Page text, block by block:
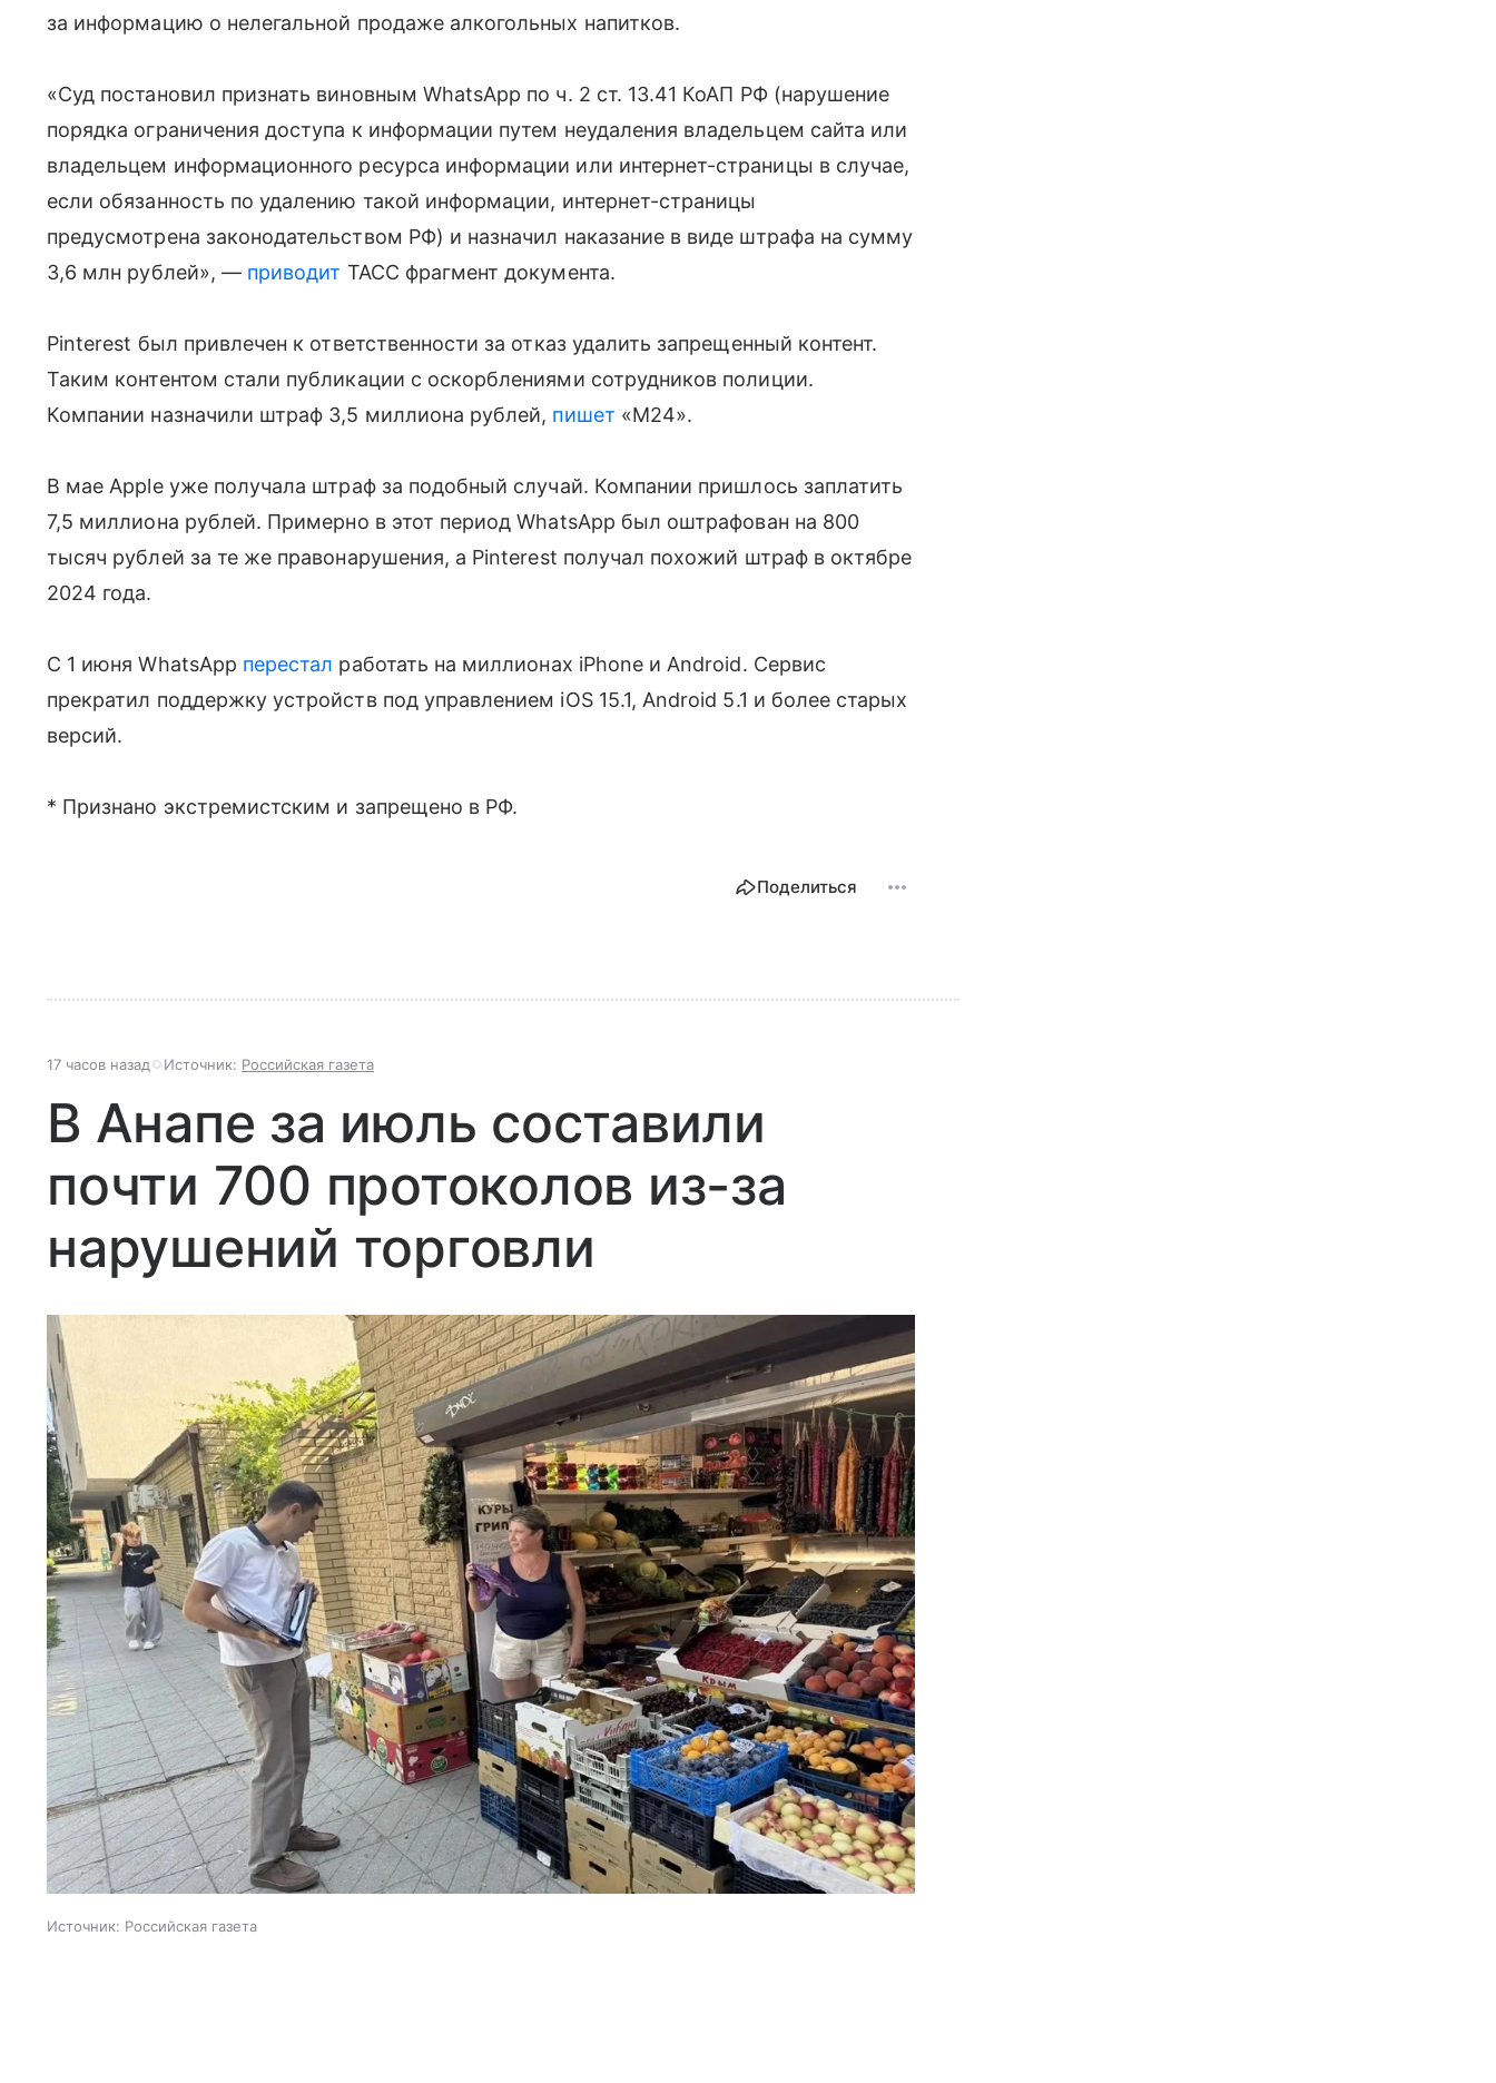
за информацию о нелегальной продаже алкогольных напитков.
«Суд постановил признать виновным WhatsApp по ч. 2 ст. 13.41 КоАП РФ (нарушение
порядка ограничения доступа к информации путем неудаления владельцем сайта или
владельцем информационного ресурса информации или интернет-страницы в случае,
если обязанность по удалению такой информации, интернет-страницы
предусмотрена законодательством РФ) и назначил наказание в виде штрафа на сумму
3,6 млн рублей», — приводит ТАСС фрагмент документа.
Pinterest был привлечен к ответственности за отказ удалить запрещенный контент.
Таким контентом стали публикации с оскорблениями сотрудников полиции.
Компании назначили штраф 3,5 миллиона рублей, пишет «М24».
В мае Apple уже получала штраф за подобный случай. Компании пришлось заплатить
7,5 миллиона рублей. Примерно в этот период WhatsApp был оштрафован на 800
тысяч рублей за те же правонарушения, а Pinterest получал похожий штраф в октябре
2024 года.
C 1 июня WhatsApp перестал работать на миллионах iPhone и Android. Сервис
прекратил поддержку устройств под управлением iOS 15.1, Android 5.1 и более старых
версий.
* Признано экстремистским и запрещено в РФ.
Поделиться
17 часов назад Источник: Российская газета
В Анапе за июль составили
почти 700 протоколов из-за
нарушений торговли
Источник: Российская газета